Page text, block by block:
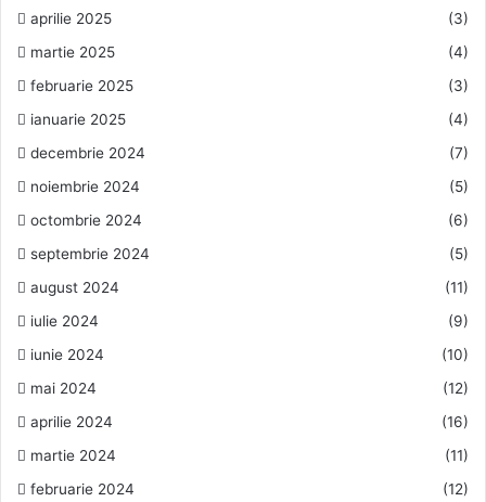
aprilie 2025
(3)
martie 2025
(4)
februarie 2025
(3)
ianuarie 2025
(4)
decembrie 2024
(7)
noiembrie 2024
(5)
octombrie 2024
(6)
septembrie 2024
(5)
august 2024
(11)
iulie 2024
(9)
iunie 2024
(10)
mai 2024
(12)
aprilie 2024
(16)
martie 2024
(11)
februarie 2024
(12)